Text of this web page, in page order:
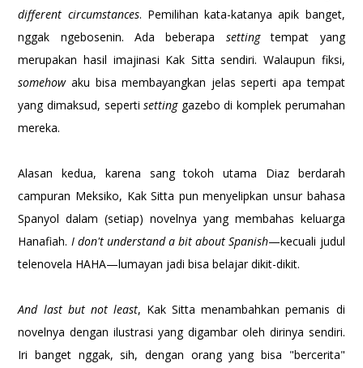
different circumstances. Pemilihan kata-katanya apik banget,
nggak ngebosenin. Ada beberapa settingtempat yang
merupakan hasil imajinasi Kak Sitta sendiri. Walaupun fiksi,
somehowaku bisa membayangkan jelas seperti apa tempat
yang dimaksud, sepertisetting gazebo di komplek perumahan
mereka.
Alasan kedua, karena sang tokoh utama Diaz berdarah
campuran Meksiko, Kak Sitta pun menyelipkan unsur bahasa
Spanyol dalam (setiap) novelnya yang membahas keluarga
Hanafiah. I don't understand a bit about Spanish—kecuali judul
telenovela HAHA—lumayan jadi bisa belajar dikit-dikit.
And last but not least, Kak Sitta menambahkan pemanis di
novelnya dengan ilustrasi yang digambar oleh dirinya sendiri.
Iri banget nggak, sih, dengan orang yang bisa "bercerita"